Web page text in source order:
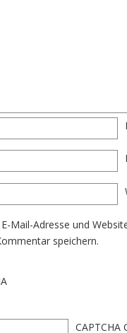
Mail-Adresse und
speichern.
CAPTCHA